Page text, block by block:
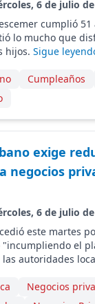
6 de julio de
cumplió
lo mucho que
hijos. Sigue
Cumpleaños
exige
negocios
6 de julio de
este martes
el
autoridades
Negocios